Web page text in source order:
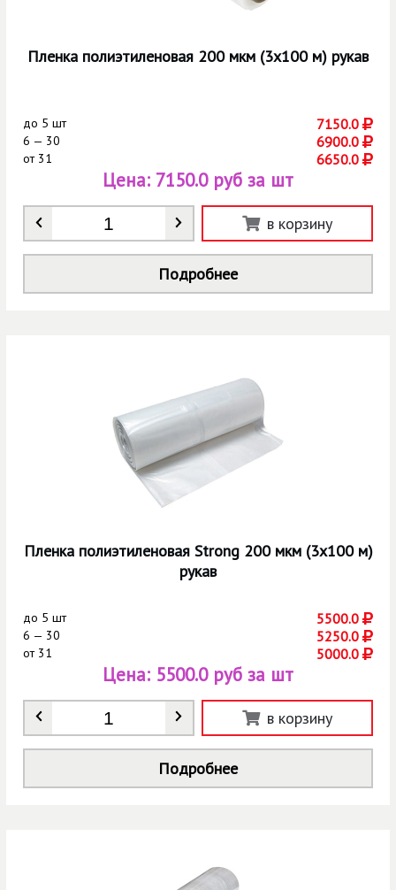
Пленка полиэтиленовая 200 мкм (3х100 м) рукав
до 5 шт 7150.0
6 — 30 6900.0
от31 6650.0
Количество
Цена: 7150.0 руб за шт
в корзину
Подробнее
Пленка полиэтиленовая Strong 200 мкм (3х100 м)
рукав
до 5 шт 5500.0
6 — 30 5250.0
от31 5000.0
Количество
Цена: 5500.0 руб за шт
в корзину
Подробнее